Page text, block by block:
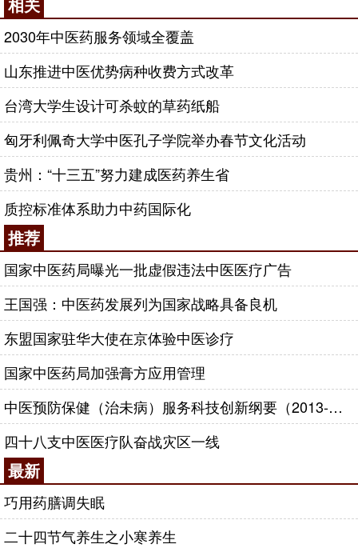
2030年中医药服务领域全覆盖
山东推进中医优势病种收费方式改革
台湾大学生设计可杀蚊的草药纸船
匈牙利佩奇大学中医孔子学院举办春节文化活动
贵州：“十三五”努力建成医药养生省
质控标准体系助力中药国际化
推荐
国家中医药局曝光一批虚假违法中医医疗广告
王国强：中医药发展列为国家战略具备良机
东盟国家驻华大使在京体验中医诊疗
国家中医药局加强膏方应用管理
中医预防保健（治未病）服务科技创新纲要（2013-2020年）
四十八支中医医疗队奋战灾区一线
最新
巧用药膳调失眠
二十四节气养生之小寒养生